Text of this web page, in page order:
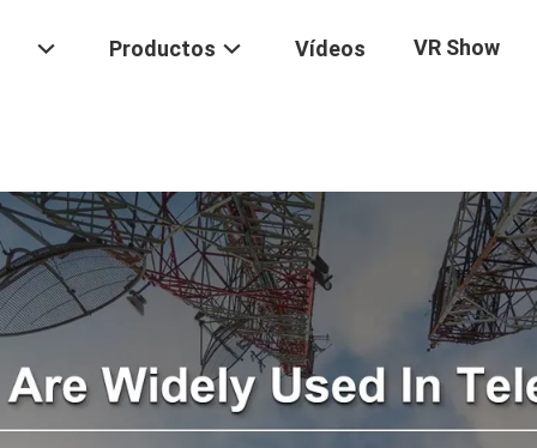
Productos Vídeos VR Show